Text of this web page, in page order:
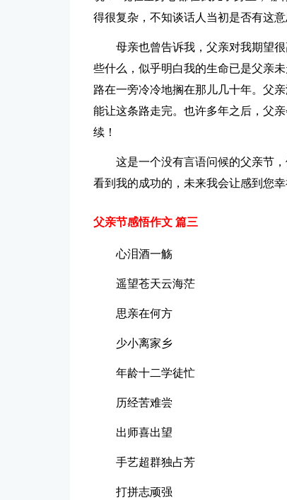
得很复杂，不知谈话人当初是否有这意
母亲也曾告诉我，父亲对我期望
些什么，似乎明白我的生命已是父亲
路在一旁冷冷地搁在那儿几十年。父
能让这条路走完。也许多年之后，父
续！
这是一个没有言语问候的父亲节
看到我的成功的，未来我会让感到您幸
父亲节感悟作文 篇三
心泪酒一觞
遥望苍天云海茫
思亲在何方
少小离家乡
年龄十二学徒忙
历经苦难尝
出师喜出望
手艺超群独占芳
打拼志顽强